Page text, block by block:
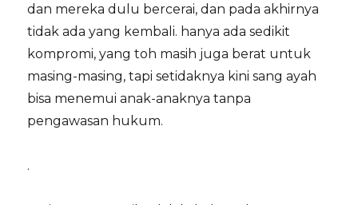
dan mereka dulu bercerai, dan pada akhirnya
tidak ada yang kembali. hanya ada sedikit
kompromi, yang toh masih juga berat untuk
masing-masing, tapi setidaknya kini sang ayah
bisa menemui anak-anaknya tanpa
pengawasan hukum.
.